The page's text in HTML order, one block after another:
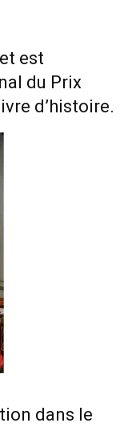
est
du Prix
d’histoire.
dans le